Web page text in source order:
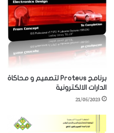
برنامج Proteus لتصميم و محاكاة
الدارات الالكترونية
21/05/2023